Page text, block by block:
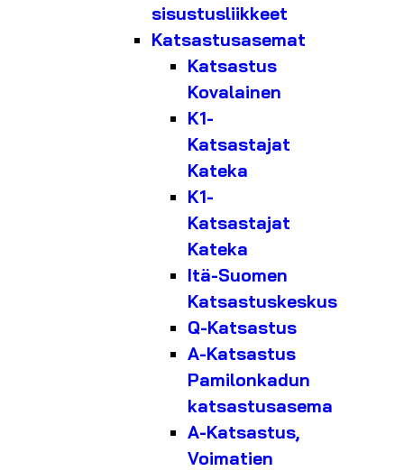
sisustusliikkeet
Katsastusasemat
Katsastus
Kovalainen
K1-
Katsastajat
Kateka
K1-
Katsastajat
Kateka
Itä-Suomen
Katsastuskeskus
Q-Katsastus
A-Katsastus
Pamilonkadun
katsastusasema
A-Katsastus,
Voimatien